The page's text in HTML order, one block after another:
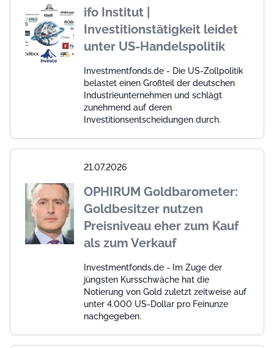
ifo Institut |
Investitionstätigkeit leidet
unter US-Handelspolitik
Investmentfonds.de - Die US-Zollpolitik
belastet einen Großteil der deutschen
Industrieunternehmen und schlägt
zunehmend auf deren
Investitionsentscheidungen durch.
21.07.2026
OPHIRUM Goldbarometer:
Goldbesitzer nutzen
Preisniveau eher zum Kauf
als zum Verkauf
Investmentfonds.de - Im Zuge der
jüngsten Kursschwäche hat die
Notierung von Gold zuletzt zeitweise auf
unter 4.000 US-Dollar pro Feinunze
nachgegeben.